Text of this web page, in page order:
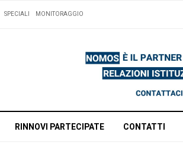
SPECIALI MONITORAGGIO
RINNOVI PARTECIPATE CONTATTI